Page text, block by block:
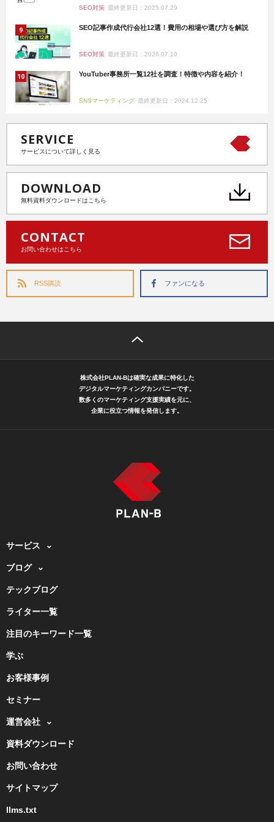
SEO対策 最終更新日：2025.07.29
SEO記事作成代行会社12選！費用の相場や選び方を解説
SEO対策 最終更新日：2026.07.10
YouTuber事務所一覧12社を調査！特徴や内容を紹介！
SNSマーケティング 最終更新日：2024.12.25
SERVICE
サービスについて詳しく見る
DOWNLOAD
無料資料ダウンロードはこちら
CONTACT
お問い合わせはこちら
RSS購読 ファンになる
株式会社PLAN-Bは確実な成果に特化した
デジタルマーケティングカンパニーです。
数多くのマーケティング支援実績を元に、
企業に役立つ情報を発信します。
サービス
ブログ
テックブログ
ライター一覧
注目のキーワード一覧
学ぶ
お客様事例
セミナー
運営会社
資料ダウンロード
お問い合わせ
サイトマップ
llms.txt